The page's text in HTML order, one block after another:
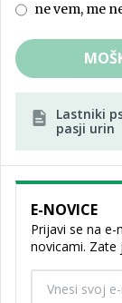
ne vem, me
Lastniki
pasji urin
E-NOVICE
Prijavi se na
novicami. Zate